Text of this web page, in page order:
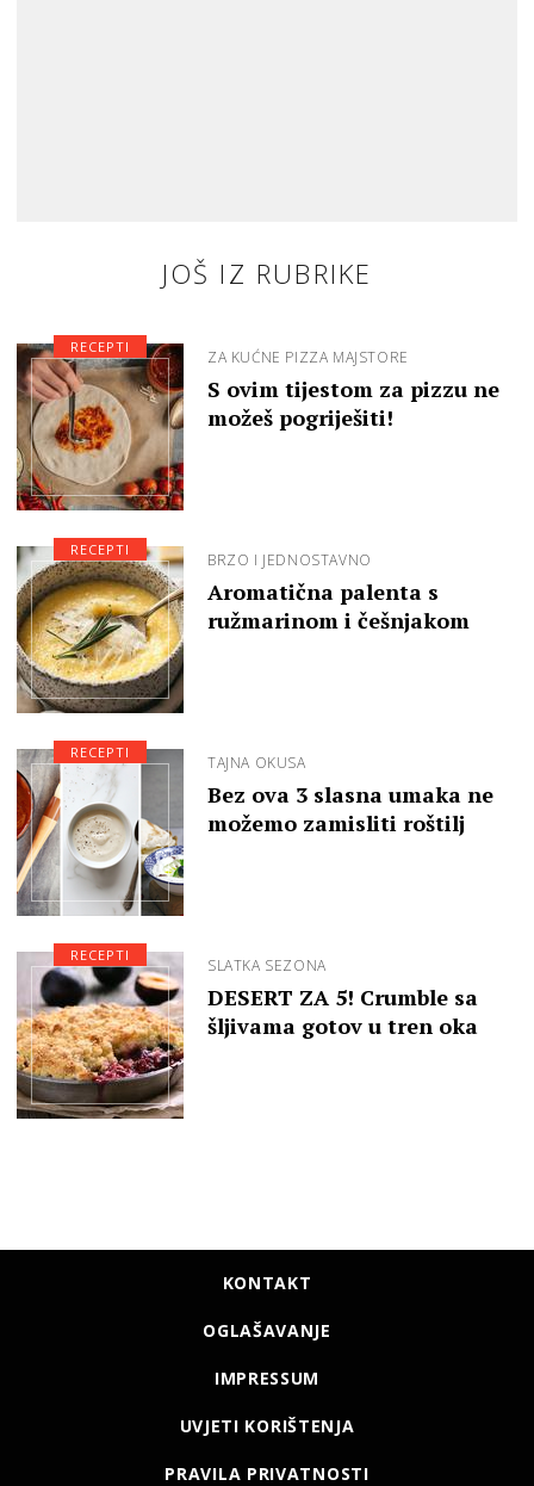
JOŠ IZ RUBRIKE
ZA KUĆNE PIZZA MAJSTORE
S ovim tijestom za pizzu ne
možeš pogriješiti!
RECEPTI
BRZO I JEDNOSTAVNO
Aromatična palenta s
ružmarinom i češnjakom
RECEPTI
TAJNA OKUSA
Bez ova 3 slasna umaka ne
možemo zamisliti roštilj
RECEPTI
SLATKA SEZONA
DESERT ZA 5! Crumble sa
šljivama gotov u tren oka
RECEPTI
KONTAKT
OGLAŠAVANJE
IMPRESSUM
UVJETI KORIŠTENJA
PRAVILA PRIVATNOSTI